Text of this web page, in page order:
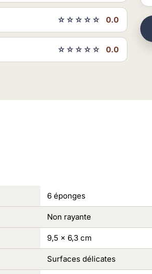
☆☆☆☆☆ 0.0
☆☆☆☆☆ 0.0
6 éponges
Non rayante
9,5 x 6,3 cm
Surfaces délicates